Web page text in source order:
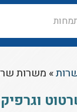
» משרות